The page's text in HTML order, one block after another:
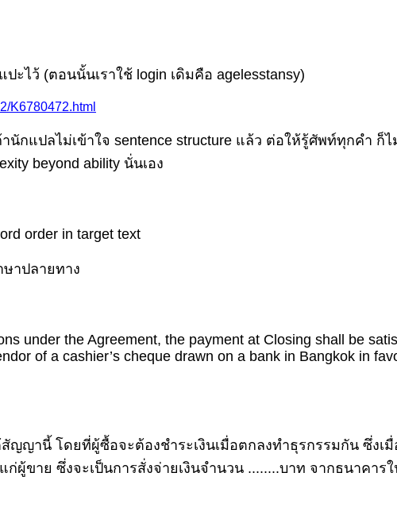
ะไว้ (ตอนนั้นเราใช้ login เดิมคือ agelesstansy)
K6780472.html
กแปลไม่เข้าใจ sentence structure แล้ว ต่อให้รู้ศัพท์ทุกคำ ก็ไ
beyond ability นั่นเอง
order in target text
าปลายทาง
under the Agreement, the payment at Closing shall be
of a cashier’s cheque drawn on a bank in Bangkok in
ญญานี้ โดยที่ผู้ซื้อจะต้องชำระเงินเมื่อตกลงทำธุรกรรมกัน ซึ่งเมื่
ผู้ขาย ซึ่งจะเป็นการสั่งจ่ายเงินจำนวน ........บาท จากธนาคาร